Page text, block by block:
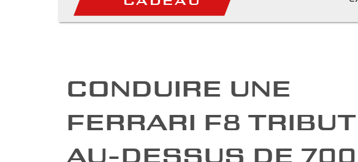
CONDUIRE UNE
FERRARI F8
AU-DESSUS DE 700